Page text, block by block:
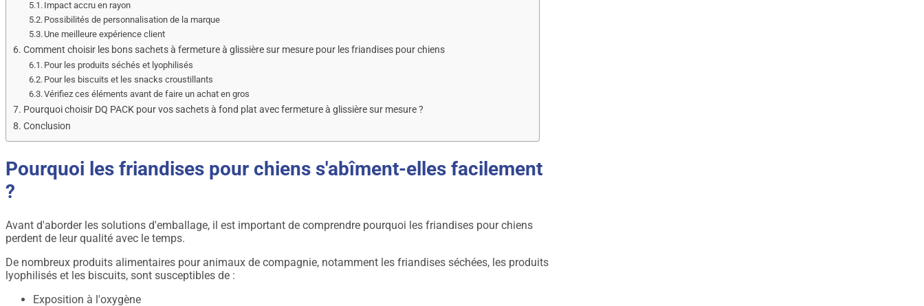
Impact accru en rayon
Possibilités de personnalisation de la marque
Une meilleure expérience client
Comment choisir les bons sachets à fermeture à glissière sur mesure pour les friandises pour chiens
Pour les produits séchés et lyophilisés
Pour les biscuits et les snacks croustillants
Vérifiez ces éléments avant de faire un achat en gros
Pourquoi choisir DQ PACK pour vos sachets à fond plat avec fermeture à glissière sur mesure ?
Conclusion
Pourquoi les friandises pour chiens s'abîment-elles facilement
?
Avant d'aborder les solutions d'emballage, il est important de comprendre pourquoi les friandises pour chiens
perdent de leur qualité avec le temps.
De nombreux produits alimentaires pour animaux de compagnie, notamment les friandises séchées, les produits
lyophilisés et les biscuits, sont susceptibles de :
Exposition à l'oxygène